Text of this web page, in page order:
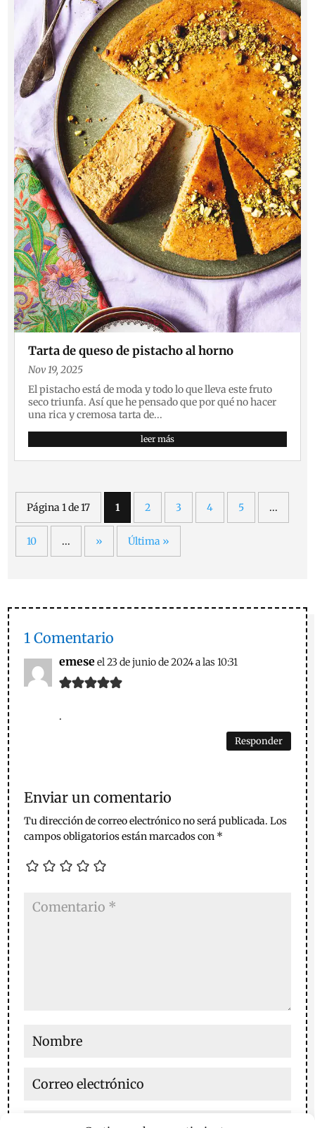
Tarta de queso de pistacho al horno
Nov 19, 2025
El pistacho está de moda y todo lo que lleva este fruto
seco triunfa. Así que he pensado que por qué no hacer
una rica y cremosa tarta de...
leer más
Página 1 de 17 1 2 3 4 5 ...
10 ... » Última »
1 Comentario
emeseel 23 de junio de 2024 a las 10:31
.
Responder
Enviar un comentario
Tu dirección de correo electrónico no será publicada. Los
campos obligatorios están marcados con *